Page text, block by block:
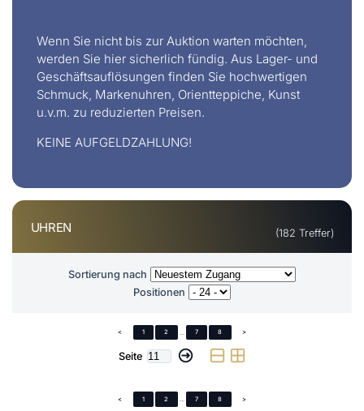
Wenn Sie nicht bis zur Auktion warten möchten,
werden Sie hier sicherlich fündig. Aus Lager- und
Geschäftsauflösungen finden Sie hochwertigen
Schmuck, Markenuhren, Orientteppiche, Kunst
u.v.m. zu reduzierten Preisen.
KEINE AUFGELDZAHLUNG!
UHREN (182 Treffer)
Sortierung nach
Positionen
< 1 2 7 8 >
Seite
< 1 2 ... 7 8 >